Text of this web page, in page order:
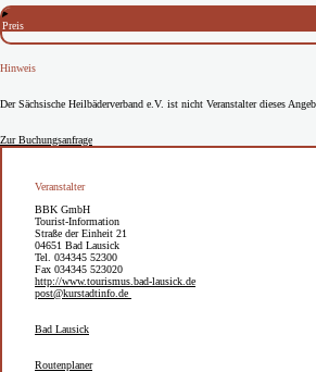
Preis
Hinweis
Der Sächsische Heilbäderverband e.V. ist nicht Veranstalter dieses
Zur Buchungsanfrage
Veranstalter
BBK GmbH
Tourist-Information
Straße der Einheit 21
04651 Bad Lausick
Tel. 034345 52300
Fax 034345 523020
http://www.tourismus.bad-lausick.de
post@kurstadtinfo.de
Bad Lausick
Routenplaner